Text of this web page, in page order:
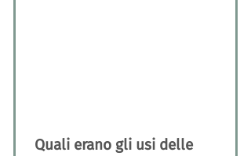
Quali erano gli usi delle